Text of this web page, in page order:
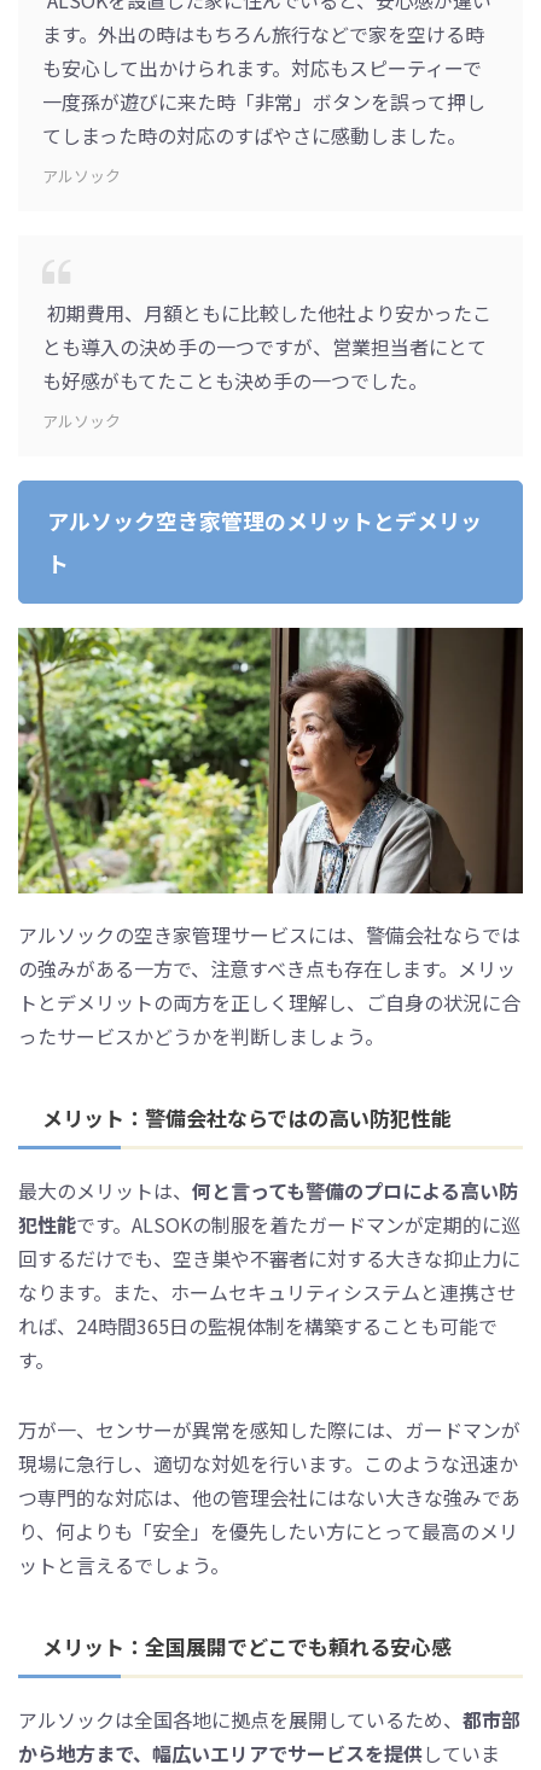
ます。外出の時はもちろん旅行などで家を空ける時
も安心して出かけられます。対応もスピーティーで
一度孫が遊びに来た時「非常」ボタンを誤って押し
てしまった時の対応のすばやさに感動しました。
アルソック
初期費用、月額ともに比較した他社より安かったこ
とも導入の決め手の一つですが、営業担当者にとて
も好感がもてたことも決め手の一つでした。
アルソック
アルソック空き家管理のメリットとデメリッ
ト
アルソックの空き家管理サービスには、警備会社ならでは
の強みがある一方で、注意すべき点も存在します。メリッ
トとデメリットの両方を正しく理解し、ご自身の状況に合
ったサービスかどうかを判断しましょう。
メリット：警備会社ならではの高い防犯性能
最大のメリットは、 何と言っても警備のプロによる高い防
犯性能です。ALSOKの制服を着たガードマンが定期的に巡
回するだけでも、空き巣や不審者に対する大きな抑止力に
なります。また、ホームセキュリティシステムと連携させ
れば、24時間365日の監視体制を構築することも可能で
す。
万が一、センサーが異常を感知した際には、ガードマンが
現場に急行し、適切な対処を行います。このような迅速か
つ専門的な対応は、他の管理会社にはない大きな強みであ
り、何よりも「安全」を優先したい方にとって最高のメリ
ットと言えるでしょう。
メリット：全国展開でどこでも頼れる安心感
アルソックは全国各地に拠点を展開しているため、 都市部
から地方まで、幅広いエリアでサービスを提供していま